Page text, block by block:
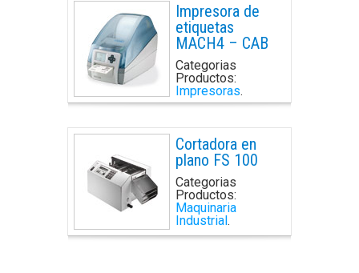
Impresora de
etiquetas
MACH4 – CAB
Categorias
Productos:
Impresoras.
Cortadora en
plano FS 100
Categorias
Productos:
Maquinaria
Industrial.